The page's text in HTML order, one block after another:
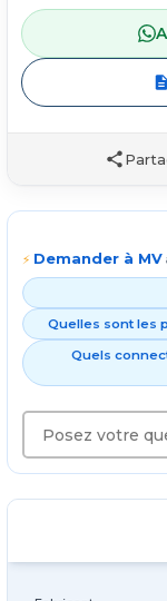
⚡ Demander à MV
Quelles sont les
Quels